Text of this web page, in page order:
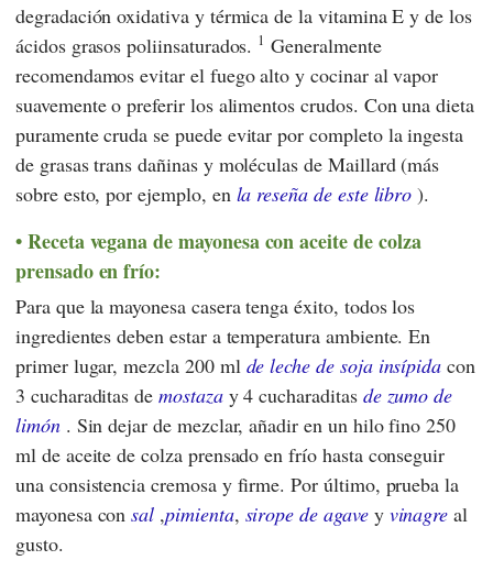
degradación oxidativa y térmica de la vitamina E y de los
ácidos grasos poliinsaturados. 1 Generalmente
recomendamos evitar el fuego alto y cocinar al vapor
suavemente o preferir los alimentos crudos. Con una dieta
puramente cruda se puede evitar por completo la ingesta
de grasas trans dañinas y moléculas de Maillard (más
sobre esto, por ejemplo, en la reseña de este libro ).
Receta vegana de mayonesa con aceite de colza
prensado en frío:
Para que la mayonesa casera tenga éxito, todos los
ingredientes deben estar a temperatura ambiente. En
primer lugar, mezcla 200 ml de leche de soja insípida con
3 cucharaditas demostazay 4 cucharaditas de zumo de
limón. Sin dejar de mezclar, añadir en un hilo fino 250
ml de aceite de colza prensado en frío hasta conseguir
una consistencia cremosa y firme. Por último, prueba la
mayonesa consal ,pimienta, sirope de agavey vinagre al
gusto.